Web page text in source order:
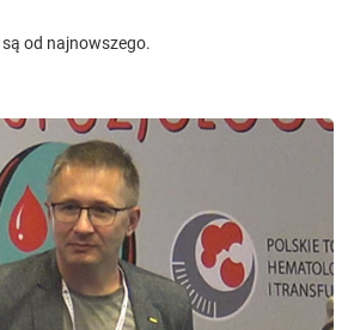
od najnowszego.